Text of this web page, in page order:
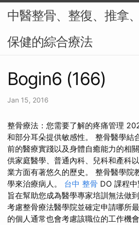
中醫整骨、整復、推拿
保健的綜合療法
Bogin6 (166)
Jan 15, 2016
整骨療法：您需要了解的疼痛管理
和部分耳朵提供敏感性。 整骨醫學結
前的醫療實踐以及身體自癒能力的相
供家庭醫學、普通內科、兒科和產科
業方面有著悠久的歷史。 整骨醫學院
學來治療病人。 台中 整骨 DO 課程
旨在幫助您成為醫學專家培訓無法做
考慮整骨療法醫學院並確定申請哪所
的個人通常也會考慮該職位的工作機